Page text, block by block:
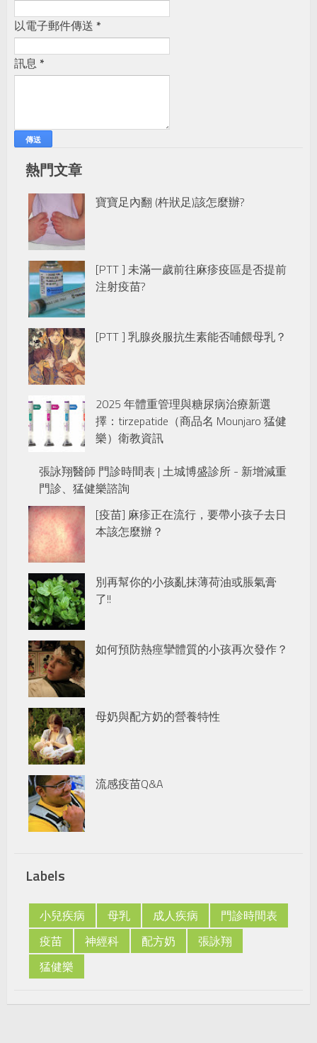
以電子郵件傳送 *
訊息 *
熱門文章
寶寶足內翻 (杵狀足)該怎麼辦?
[PTT ] 未滿一歲前往麻疹疫區是否提前
注射疫苗?
[PTT ] 乳腺炎服抗生素能否哺餵母乳？
2025 年體重管理與糖尿病治療新選
擇：tirzepatide（商品名 Mounjaro 猛健
樂）衛教資訊
張詠翔醫師 門診時間表 | 土城博盛診所 - 新增減重
門診、猛健樂諮詢
[疫苗] 麻疹正在流行，要帶小孩子去日
本該怎麼辦？
別再幫你的小孩亂抹薄荷油或脹氣膏
了!!
如何預防熱痙攣體質的小孩再次發作？
母奶與配方奶的營養特性
流感疫苗Q&A
Labels
小兒疾病 母乳 成人疾病
門診時間表
疫苗
神經科 配方奶
張詠翔
猛健樂